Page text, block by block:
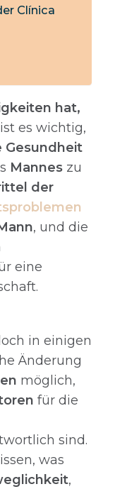
Clínica
hat,
es wichtig,
Gesundheit
Mannes zu
der
, und die
eine
in einigen
Änderung
möglich,
für die
sind.
was
,